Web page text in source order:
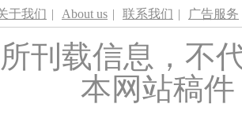
于我们 | About us | 联系我们 | 广告服务
刊载信息，不
本网站稿